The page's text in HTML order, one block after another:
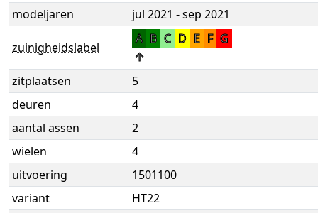
modeljaren
jul 2021 - sep 2021
zuinigheidslabel
A B C D E F G
↑
zitplaatsen
5
deuren
4
aantal assen
2
wielen
4
uitvoering
1501100
variant
HT22